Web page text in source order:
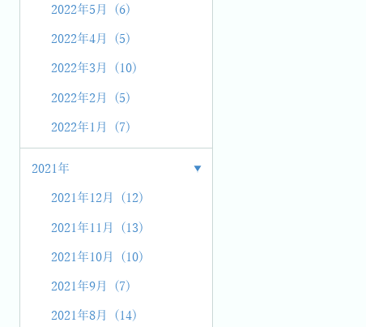
2022年5月 (6)
2022年4月 (5)
2022年3月 (10)
2022年2月 (5)
2022年1月 (7)
2021年
2021年12月 (12)
2021年11月 (13)
2021年10月 (10)
2021年9月 (7)
2021年8月 (14)